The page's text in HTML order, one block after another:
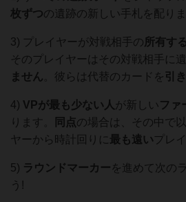
枚ずつの遺跡の新しい手札を配りま
3) プレイヤーが対戦相手の 所有す
そのプレイヤーはその対戦相手に
ません 。彼らは代替のカードを 引
4) VPが最も少ない人 が新しいファ
ります。
同点の場合は、その中で
ヤーから時計回りに
最も遠いプレ
5) ラウンドマーカー を進めて次の
う!